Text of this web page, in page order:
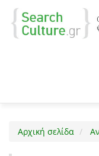
Αρχική σελίδα